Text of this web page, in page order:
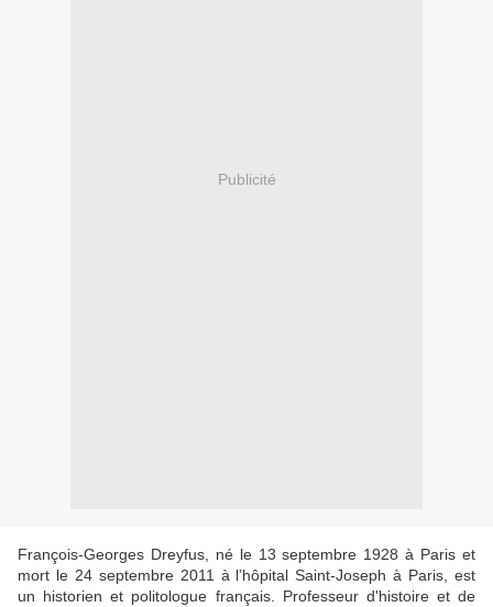
Publicité
François-Georges Dreyfus, né le 13 septembre 1928 à Paris et
mort le 24 septembre 2011 à l’hôpital Saint-Joseph à Paris, est
un historien et politologue français. Professeur d'histoire et de